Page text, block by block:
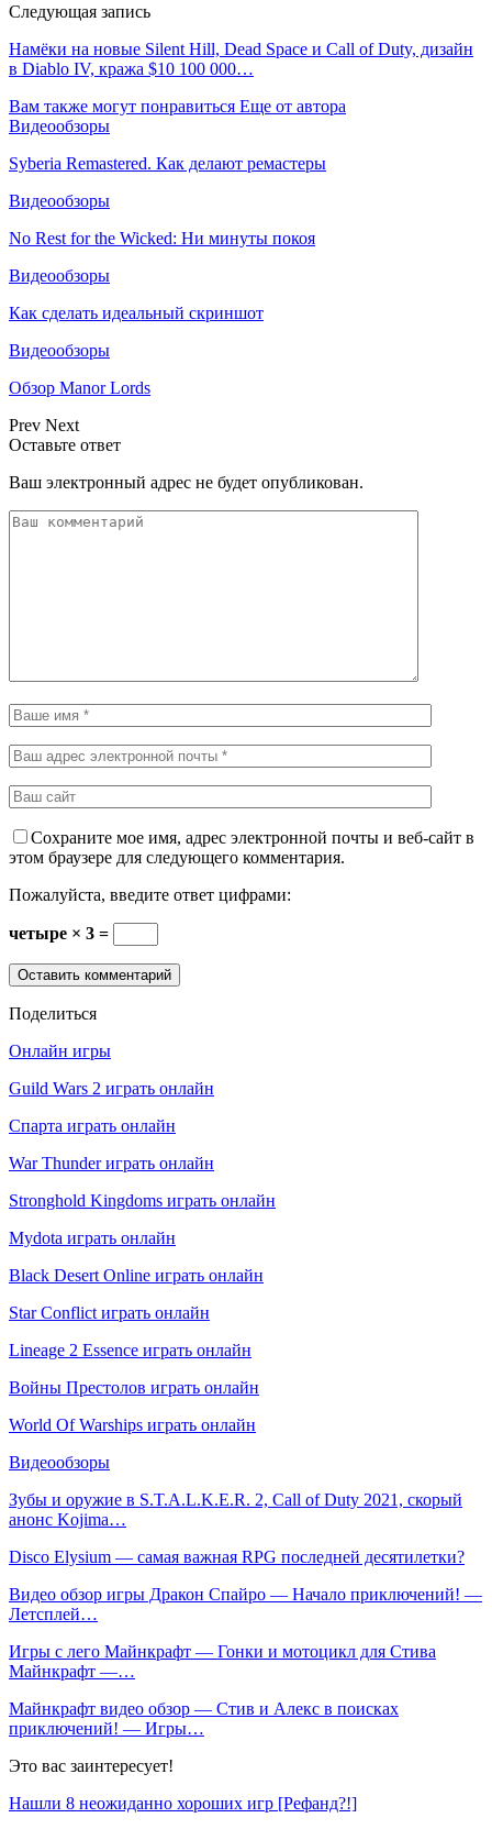
Следующая запись
Намёки на новые Silent Hill, Dead Space и Call of Duty, дизайн
в Diablo IV, кража $10 100 000…
Вам также могут понравиться Еще от автора
Видеообзоры
Syberia Remastered. Как делают ремастеры
Видеообзоры
No Rest for the Wicked: Ни минуты покоя
Видеообзоры
Как сделать идеальный скриншот
Видеообзоры
Обзор Manor Lords
Prev Next
Оставьте ответ
Ваш электронный адрес не будет опубликован.
Сохраните мое имя, адрес электронной почты и веб-сайт в
этом браузере для следующего комментария.
Пожалуйста, введите ответ цифрами:
четыре × 3 =
Поделиться
Онлайн игры
Guild Wars 2 играть онлайн
Спарта играть онлайн
War Thunder играть онлайн
Stronghold Kingdoms играть онлайн
Mydota играть онлайн
Black Desert Online играть онлайн
Star Conflict играть онлайн
Lineage 2 Essence играть онлайн
Войны Престолов играть онлайн
World Of Warships играть онлайн
Видеообзоры
Зубы и оружие в S.T.A.L.K.E.R. 2, Call of Duty 2021, скорый
анонс Kojima…
Disco Elysium — самая важная RPG последней десятилетки?
Видео обзор игры Дракон Спайро — Начало приключений! —
Летсплей…
Игры с лего Майнкрафт — Гонки и мотоцикл для Стива
Майнкрафт —…
Майнкрафт видео обзор — Стив и Алекс в поисках
приключений! — Игры…
Это вас заинтересует!
Нашли 8 неожиданно хороших игр [Рефанд?!]